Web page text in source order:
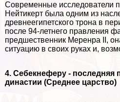
Современные исследователи
Нейтикерт была одним из
древнеегипетского трона в
после 94-летнего правления
предшественник Меренра II,
ситуацию в своих руках и,
4. Себекнеферу - последняя
династии (Среднее царство)